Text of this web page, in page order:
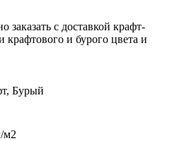
с доставкой крафт-
и бурого цвета и
Бурый
м2